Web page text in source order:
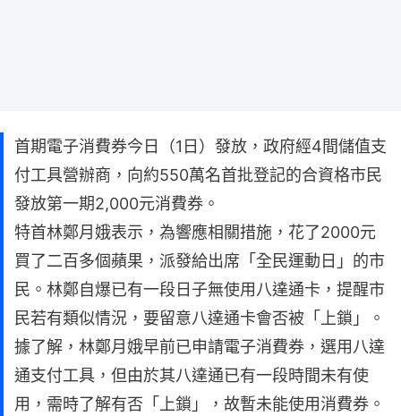
首期電子消費券今日（1日）發放，政府經4間儲值支
付工具營辦商，向約550萬名首批登記的合資格市民
發放第一期2,000元消費券。
特首林鄭月娥表示，為響應相關措施，花了2000元
買了二百多個蘋果，派發給出席「全民運動日」的市
民。林鄭自爆已有一段日子無使用八達通卡，提醒市
民若有類似情況，要留意八達通卡會否被「上鎖」。
據了解，林鄭月娥早前已申請電子消費券，選用八達
通支付工具，但由於其八達通已有一段時間未有使
用，需時了解有否「上鎖」，故暫未能使用消費券。